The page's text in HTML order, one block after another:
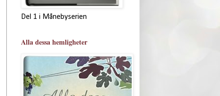
Del 1 i Månebyserien
Alla dessa hemligheter